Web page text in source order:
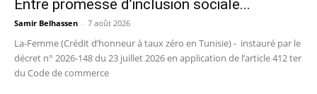
Entre promesse d’inclusion sociale...
Samir Belhassen - 7 août 2026
La-Femme (Crédit d’honneur à taux zéro en Tunisie) - instauré par le
décret n° 2026-148 du 23 juillet 2026 en application de l’article 412 ter
du Code de commerce